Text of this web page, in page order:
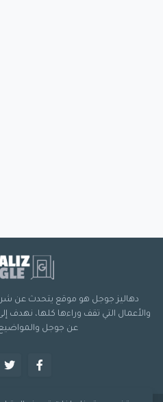
والأعمال التي تقف وراءها كلها،
عن جوجل والمواضيع